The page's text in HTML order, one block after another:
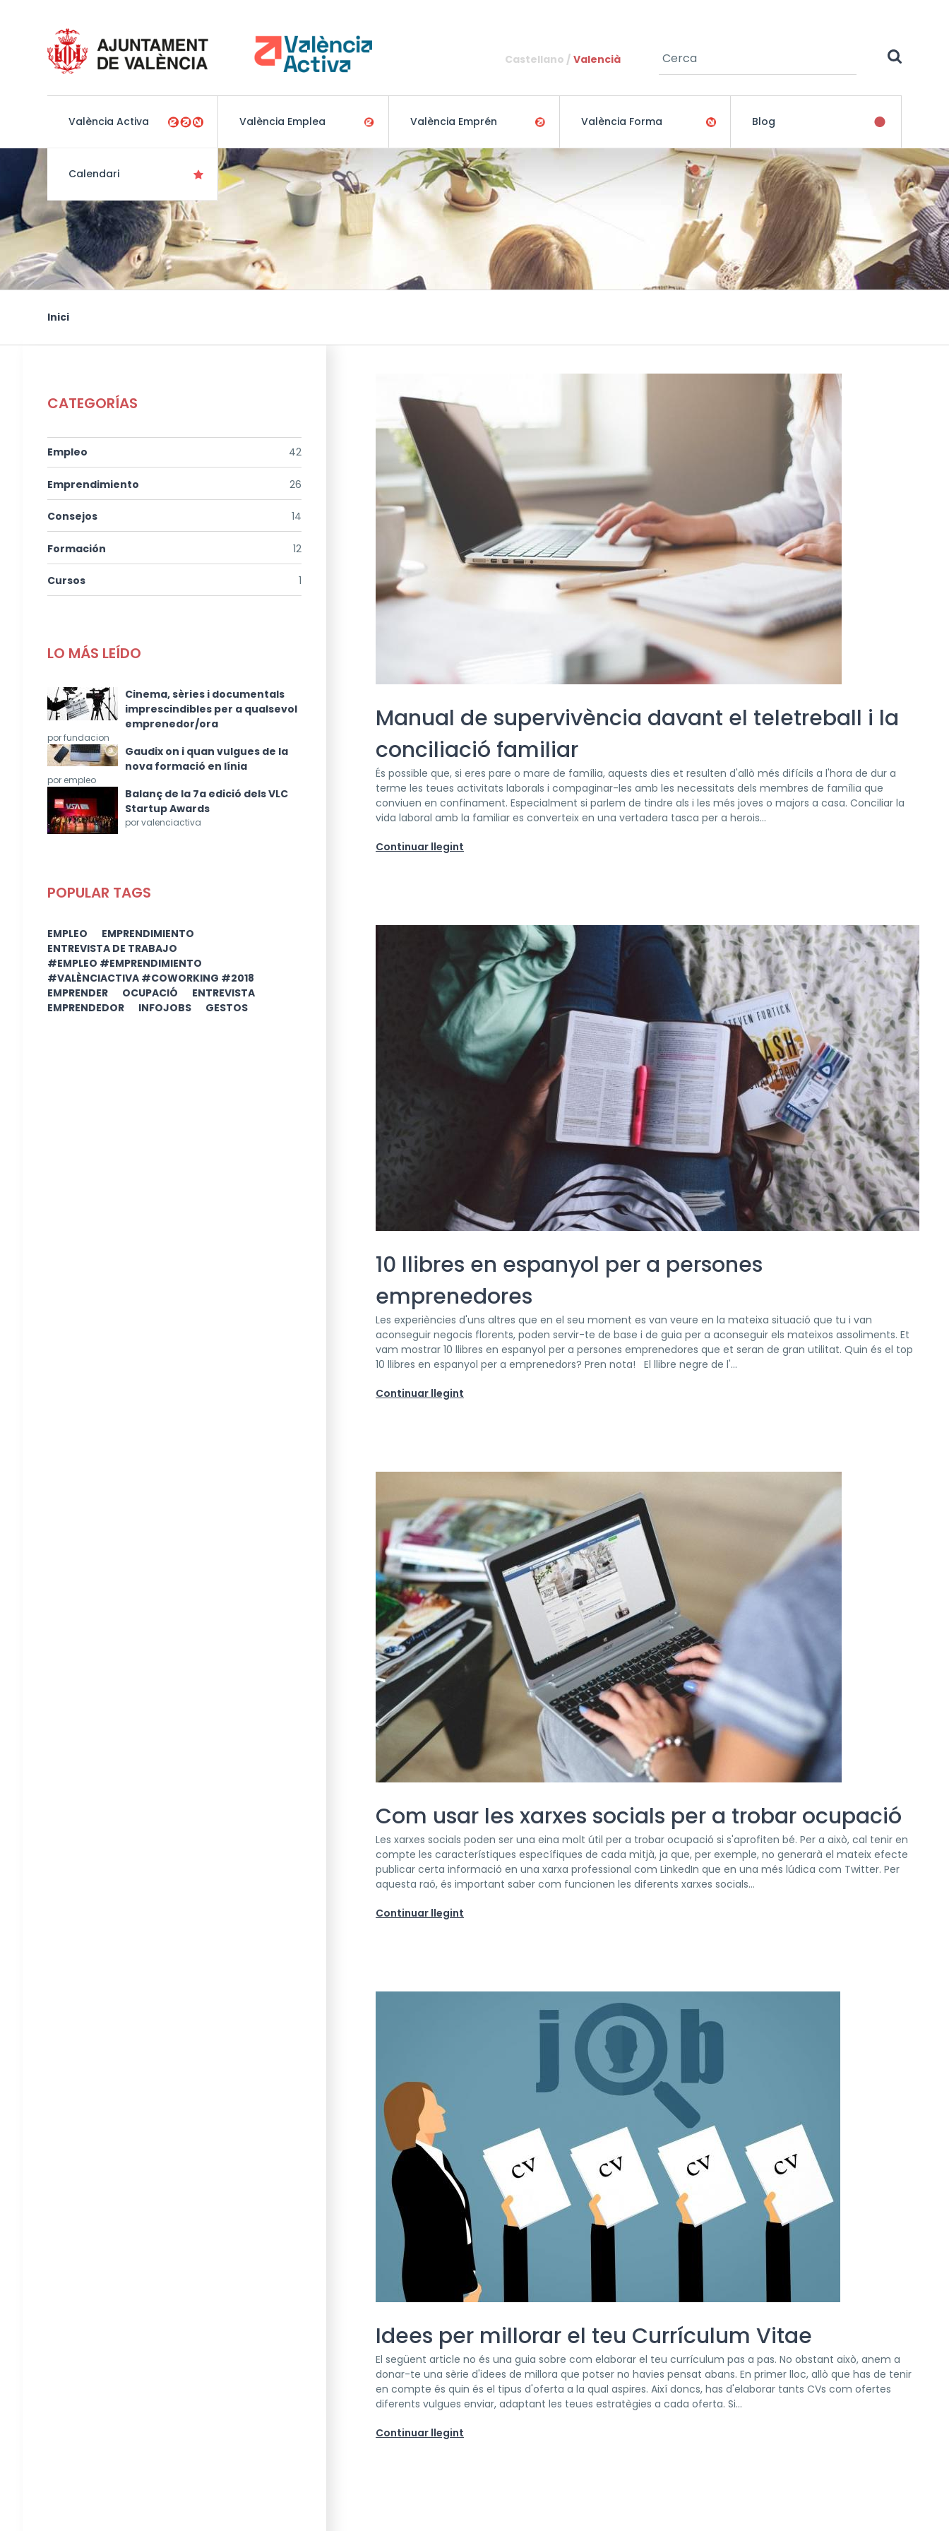
Castellano Valencià Formulari de cerca
Cerca
València Activa València Emplea València Emprén València Forma Blog
Calendari
Esteu aquí
Inici
CATEGORÍAS
Empleo 42
Emprendimiento 26
Consejos 14
Formación 12
Cursos 1
LO MÁS LEÍDO
Cinema, sèries i documentals
imprescindibles per a qualsevol
emprenedor/ora
por fundacion
Gaudix on i quan vulgues de la
nova formació en línia
por empleo
Balanç de la 7a edició dels VLC
Startup Awards
por valenciactiva
POPULAR TAGS
EMPLEO
EMPRENDIMIENTO
ENTREVISTA DE TRABAJO
#EMPLEO #EMPRENDIMIENTO
#VALÈNCIACTIVA #COWORKING #2018
EMPRENDER
OCUPACIÓ
ENTREVISTA
EMPRENDEDOR
INFOJOBS GESTOS
Manual de supervivència davant el teletreball i la
conciliació familiar
És possible que, si eres pare o mare de família, aquests dies et resulten d'allò més difícils a l'hora de dur a
terme les teues activitats laborals i compaginar-les amb les necessitats dels membres de família que
conviuen en confinament. Especialment si parlem de tindre als i les més joves o majors a casa. Conciliar la
vida laboral amb la familiar es converteix en una vertadera tasca per a herois...
Continuar llegint
10 llibres en espanyol per a persones
emprenedores
Les experiències d'uns altres que en el seu moment es van veure en la mateixa situació que tu i van
aconseguir negocis florents, poden servir-te de base i de guia per a aconseguir els mateixos assoliments. Et
vam mostrar 10 llibres en espanyol per a persones emprenedores que et seran de gran utilitat. Quin és el top
10 llibres en espanyol per a emprenedors? Pren nota! El llibre negre de l'...
Continuar llegint
Com usar les xarxes socials per a trobar ocupació
Les xarxes socials poden ser una eina molt útil per a trobar ocupació si s'aprofiten bé. Per a això, cal tenir en
compte les característiques específiques de cada mitjà, ja que, per exemple, no generarà el mateix efecte
publicar certa informació en una xarxa professional com LinkedIn que en una més lúdica com Twitter. Per
aquesta raó, és important saber com funcionen les diferents xarxes socials...
Continuar llegint
Idees per millorar el teu Currículum Vitae
El següent article no és una guia sobre com elaborar el teu currículum pas a pas. No obstant això, anem a
donar-te una sèrie d'idees de millora que potser no havies pensat abans. En primer lloc, allò que has de tenir
en compte és quin és el tipus d'oferta a la qual aspires. Així doncs, has d'elaborar tants CVs com ofertes
diferents vulgues enviar, adaptant les teues estratègies a cada oferta. Si...
Continuar llegint